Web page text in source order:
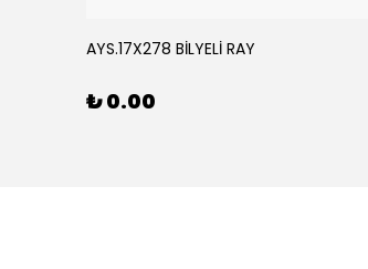
AYS.17X278 BİLYELİ RAY
₺ 0.00